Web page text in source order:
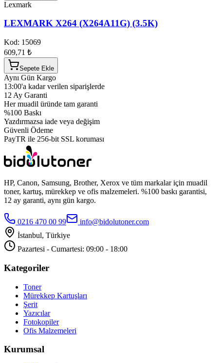
Lexmark
LEXMARK X264 (X264A11G) (3.5K)
Kod: 15069
609,71 ₺
Sepete Ekle
Aynı Gün Kargo
13:00'a kadar verilen siparişlerde
12 Ay Garanti
Her muadil üründe tam garanti
%100 Baskı
Yazdırmazsa iade veya değişim
Güvenli Ödeme
PayTR ile 256-bit SSL koruması
HP, Canon, Samsung, Brother, Xerox ve tüm markalar için muadil
toner, kartuş, mürekkep ve ofis malzemeleri. %100 baskı garantisi,
12 ay garanti, aynı gün kargo.
0216 470 00 99
info@bidolutoner.com
İstanbul, Türkiye
Pazartesi - Cumartesi: 09:00 - 18:00
Kategoriler
Toner
Mürekkep Kartuşları
Şerit
Yazıcılar
Fotokopiler
Ofis Malzemeleri
Kurumsal